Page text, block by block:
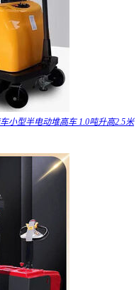
小型半电动堆高车 1.0吨升高2.5米